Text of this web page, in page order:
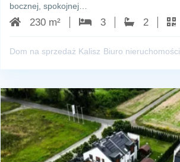
bocznej, spokojnej…
230 m² 3 2
Dom na sprzedaż Kalisz Biuro nieruchomości